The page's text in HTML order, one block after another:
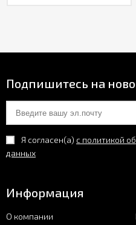
Подпишитесь на
Я согласен(a) с политикой
данных
Информация
О компании